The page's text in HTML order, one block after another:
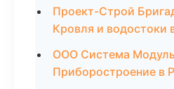
Проект-Строй
Кровля и водостоки
ООО Система
Приборостроение в